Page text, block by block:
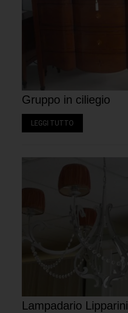
Gruppo in ciliegio
LEGGI TUTTO
Lampadario Lipparini